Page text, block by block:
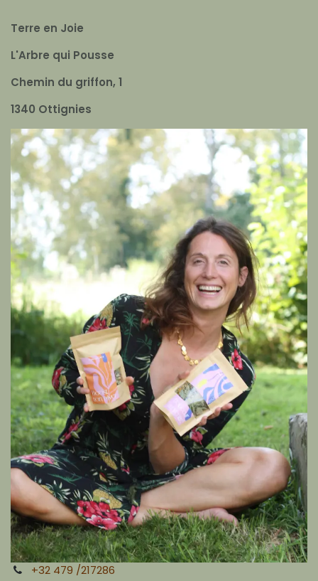
Terre en Joie
L'Arbre qui Pousse
Chemin du griffon, 1
1340 Ottignies
+32 479 /217286